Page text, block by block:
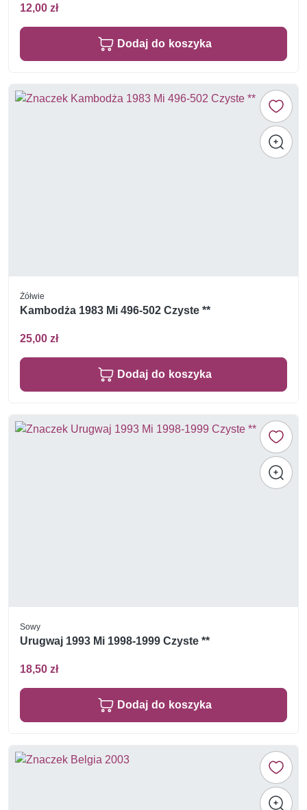
12,00 zł
Dodaj do koszyka
Żółwie
Kambodża 1983 Mi 496-502 Czyste **
25,00 zł
Dodaj do koszyka
Sowy
Urugwaj 1993 Mi 1998-1999 Czyste **
18,50 zł
Dodaj do koszyka